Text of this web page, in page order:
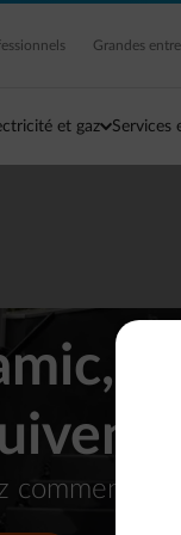
principal Grandes
et gaz Services
comment